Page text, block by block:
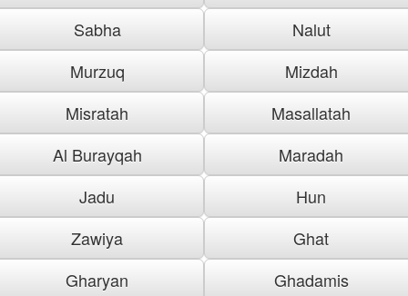
Sabha
Nalut
Murzuq
Mizdah
Misratah
Masallatah
Al Burayqah
Maradah
Jadu
Hun
Zawiya
Ghat
Gharyan
Ghadamis